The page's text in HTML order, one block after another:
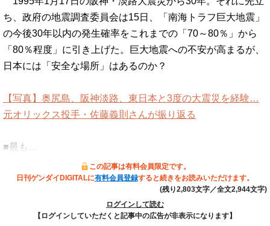
ち、政府の地震調査委員会は15日、「南海トラフ巨大地震」
の今後30年以内の発生確率をこれまでの「70～80％」から
「80％程度」に引き上げた。巨大地震への不安が高まるが、
日本には「安全な場所」はあるのか？
【写真】奥尻島、阪神淡路、東日本と3度の大震災を経験…
元オリックス投手・佐藤義則さんが振り返る
■最も…
この記事は有料会員限定です。
日刊ゲンダイDIGITALに有料会員登録すると続きをお読みいただけます。
(残り2,803文字／全文2,944文字)
ログインして読む
【ログインしていただくと記事中の広告が非表示になります】